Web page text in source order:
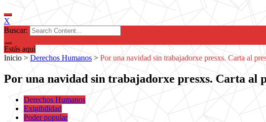
X
Buscar:
Estás aquí
Inicio > Derechos Humanos > Por una navidad sin trabajadorxe presxs. Carta al
Por una navidad sin trabajadorxe presxs. Carta al
Derechos Humanos
Exigibilidad
Poder popular